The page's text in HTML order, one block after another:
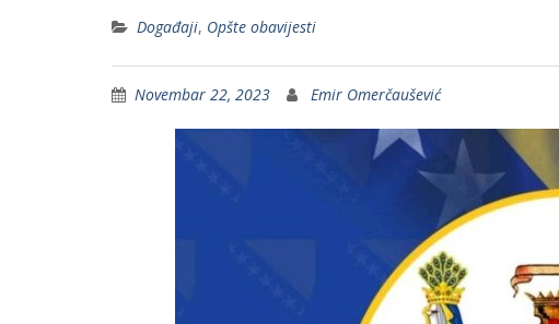
Događaji, Opšte obavijesti
Novembar 22, 2023 Emir Omerčaušević